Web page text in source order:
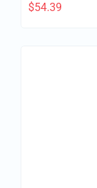
$54.39